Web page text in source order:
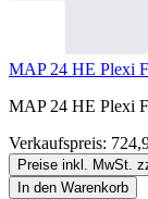
MAP 24 HE Plexi
MAP 24 HE Plexi
Verkaufspreis:
Preise inkl. MwSt.
In den Warenkorb